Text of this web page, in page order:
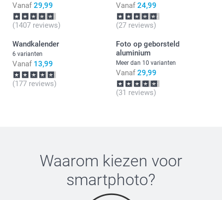
Vanaf 29,99
(1407 reviews)
Vanaf 24,99
(27 reviews)
Wandkalender
6 varianten
Vanaf 13,99
(177 reviews)
Foto op geborsteld
aluminium
Meer dan 10 varianten
Vanaf 29,99
(31 reviews)
Waarom kiezen voor
smartphoto?